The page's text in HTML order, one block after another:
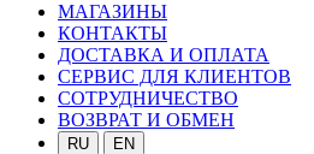
МАГАЗИНЫ
КОНТАКТЫ
ДОСТАВКА И ОПЛАТА
СЕРВИС ДЛЯ КЛИЕНТОВ
СОТРУДНИЧЕСТВО
ВОЗВРАТ И ОБМЕН
RU EN